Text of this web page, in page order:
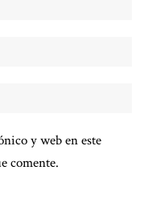
y web en este
comente.